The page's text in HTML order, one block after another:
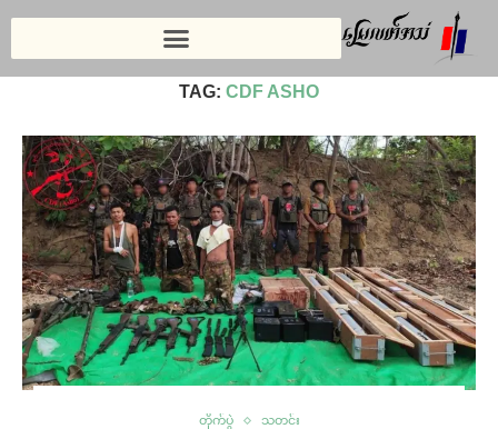
TAG: CDF ASHO
တိုက်ပွဲ သတင်း